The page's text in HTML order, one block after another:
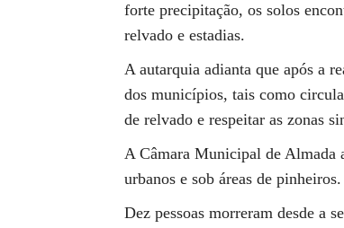
forte precipitação, os solos
relvado e estadias.
A autarquia adianta que após a
dos municípios, tais como
de relvado e respeitar as zonas
A Câmara Municipal de Almada
urbanos e sob áreas de pinheiros.
Dez pessoas morreram desde a